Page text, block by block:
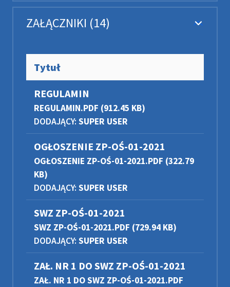
ZAŁĄCZNIKI (14)
Tytuł
REGULAMIN
REGULAMIN.PDF (912.45 KB)
DODAJĄCY: SUPER USER
OGŁOSZENIE ZP-OŚ-01-2021
OGŁOSZENIE ZP-OŚ-01-2021.PDF (322.79
KB)
DODAJĄCY: SUPER USER
SWZ ZP-OŚ-01-2021
SWZ ZP-OŚ-01-2021.PDF (729.94 KB)
DODAJĄCY: SUPER USER
ZAŁ. NR 1 DO SWZ ZP-OŚ-01-2021
ZAŁ. NR 1 DO SWZ ZP-OŚ-01-2021.PDF